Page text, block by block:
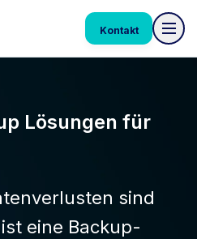
Kontakt
Lösungen für
sind
eine Backup-